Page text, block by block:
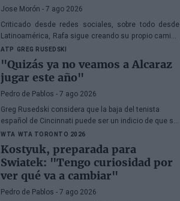
Jose Morón - 7 ago 2026
Criticado desde redes sociales, sobre todo desde
Latinoamérica, Rafa sigue creando su propio camino
asombrando a propios y extraños.
ATP GREG RUSEDSKI
"Quizás ya no veamos a Alcaraz
jugar este año"
Pedro de Pablos - 7 ago 2026
Greg Rusedski considera que la baja del tenista
español de Cincinnati puede ser un indicio de que su
lesión de muñeca le sigue dando problemas.
WTA WTA TORONTO 2026
Kostyuk, preparada para
Swiatek: "Tengo curiosidad por
ver qué va a cambiar"
Pedro de Pablos - 7 ago 2026